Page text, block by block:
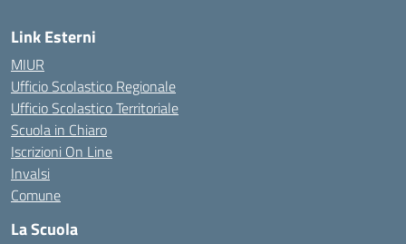
Link Esterni
MIUR
Ufficio Scolastico Regionale
Ufficio Scolastico Territoriale
Scuola in Chiaro
Iscrizioni On Line
Invalsi
Comune
La Scuola